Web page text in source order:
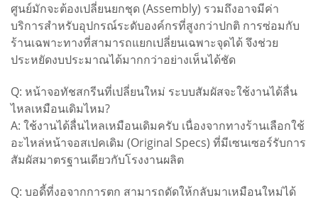
ศูนย์มักจะต้องเปลี่ยนยกชุด (Assembly) รวมถึงอาจมีค่า
บริการสำหรับอุปกรณ์ระดับองค์กรที่สูงกว่าปกติ การซ่อมกับ
ร้านเฉพาะทางที่สามารถแยกเปลี่ยนเฉพาะจุดได้ จึงช่วย
ประหยัดงบประมาณได้มากกว่าอย่างเห็นได้ชัด
Q: หน้าจอทัชสกรีนที่เปลี่ยนใหม่ ระบบสัมผัสจะใช้งานได้ลื่น
ไหลเหมือนเดิมไหม?
A: ใช้งานได้ลื่นไหลเหมือนเดิมครับ เนื่องจากทางร้านเลือกใช้
อะไหล่หน้าจอสเปคเดิม (Original Specs) ที่มีเซนเซอร์รับการ
สัมผัสมาตรฐานเดียวกับโรงงานผลิต
Q: บอดี้ที่งอจากการตก สามารถดัดให้กลับมาเหมือนใหม่ได้